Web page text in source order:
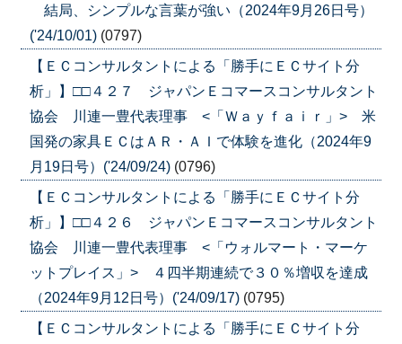
結局、シンプルな言葉が強い（2024年9月26日号）
('24/10/01) (0797)
【ＥＣコンサルタントによる「勝手にＥＣサイト分
析」】□□４２７ ジャパンＥコマースコンサルタント
協会 川連一豊代表理事 <「Ｗａｙｆａｉｒ」> 米
国発の家具ＥＣはＡＲ・ＡＩで体験を進化（2024年9
月19日号）('24/09/24) (0796)
【ＥＣコンサルタントによる「勝手にＥＣサイト分
析」】□□４２６ ジャパンＥコマースコンサルタント
協会 川連一豊代表理事 <「ウォルマート・マーケ
ットプレイス」> ４四半期連続で３０％増収を達成
（2024年9月12日号）('24/09/17) (0795)
【ＥＣコンサルタントによる「勝手にＥＣサイト分